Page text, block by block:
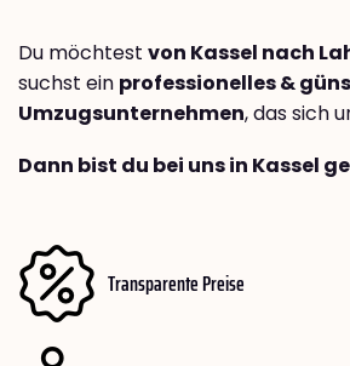
Du möchtest von Kassel nach
suchst ein professionelles &
Umzugsunternehmen, das sich
Dann bist du bei uns in Kassel
Transparente Preise